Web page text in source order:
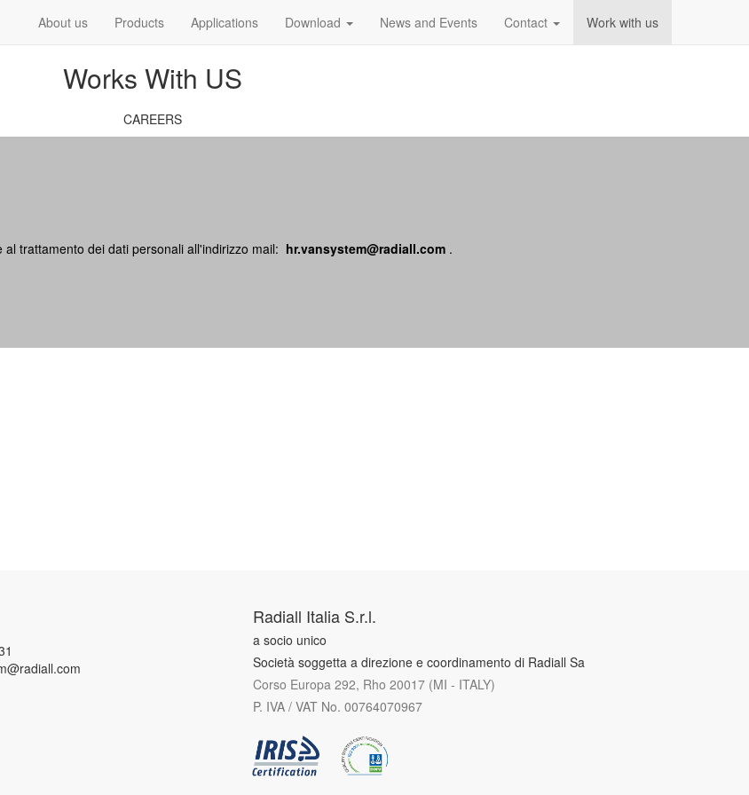
About us Products Applications Download News and Events Contact Work with us
Works With US
CAREERS
trattamento dei dati personali all'indirizzo mail: hr.vansystem@radiall.com .
Radiall Italia S.r.l.
a socio unico
Società soggetta a direzione e coordinamento di Radiall Sa
Corso Europa 292, Rho 20017 (MI - ITALY)
P. IVA / VAT No. 00764070967